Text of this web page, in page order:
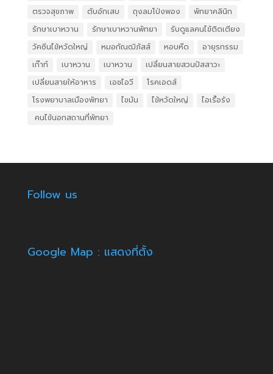
ตรวจสุขภาพ
ตับอักเสบ ถุงลมโป่งพอง
พัทยาคลินิก
รักษาเบาหวาน
รักษาเบาหวานพัทยา
รับดูแลคนไข้ติดเตียง
วัคซีนไข้หวัดใหญ่
หมอกัณฒิภัสส์ หอบหืด
อายุรกรรม
เก๊าท์
เบาหวาน เบาหวาน
เปลี่ยนสายสวนปัสสาวะ
เปลี่ยนสายให้อาหาร
เอชไอวี
โรคเอดส์
โรงพยาบาลเมืองพัทยา
ไขมัน ไข้หวัดใหญ่
ไอเรื้อรัง
​ คนไข้นอกสถานที่พัทยา
Follow us
Google Map : แสดงที่ตั้ง